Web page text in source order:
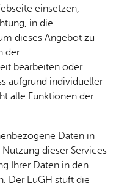
führte die
Abteilung
Übung in der
Angenommen
in dem
Büroräumen auch
einsetzen,
in die
dieses Angebot zu
der
bearbeiten oder
aufgrund individueller
alle Funktionen der
Daten in
dieser Services
Ihrer Daten in den
Der EuGH stuft die